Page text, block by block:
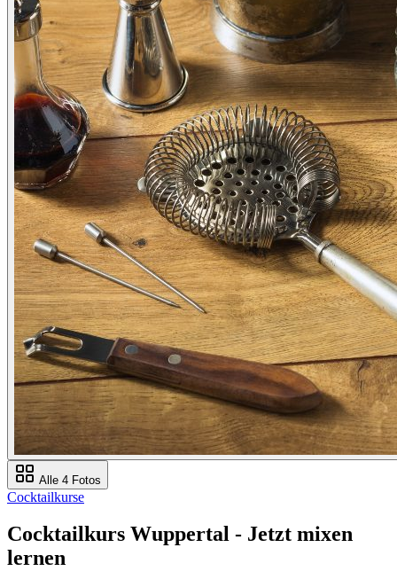
Alle 4 Fotos
Cocktailkurse
Cocktailkurs Wuppertal - Jetzt mixen
lernen